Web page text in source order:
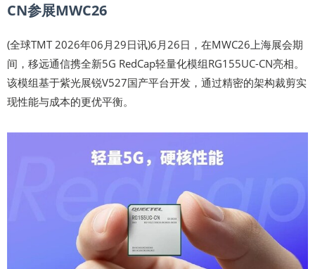
CN参展MWC26
(全球TMT 2026年06月29日讯)6月26日，在MWC26上海展会期
间，移远通信携全新5G RedCap轻量化模组RG155UC-CN亮相。
该模组基于紫光展锐V527国产平台开发，通过精密的架构裁剪实
现性能与成本的更优平衡。